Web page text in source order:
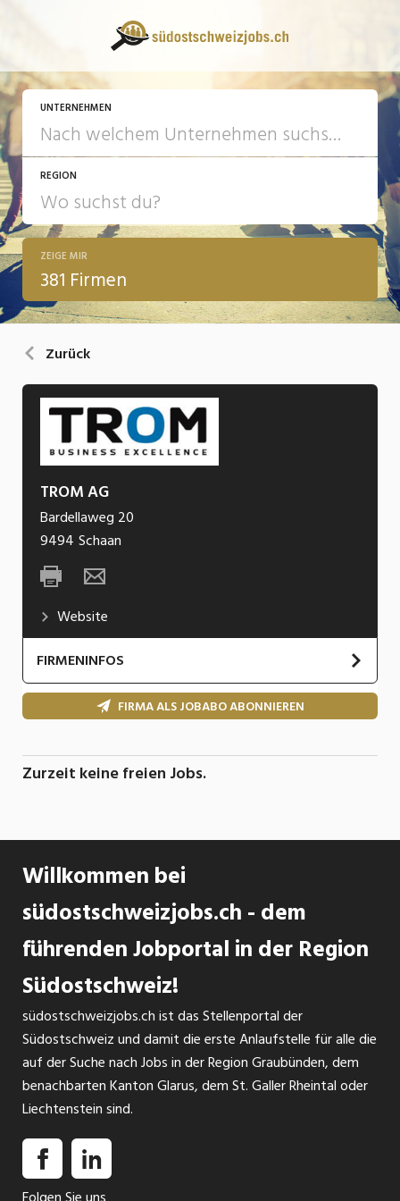
UNTERNEHMEN
REGION
ZEIGE MIR
381 Firmen
Zurück
TROM AG
Bardellaweg 20
9494 Schaan
Website
FIRMENINFOS
FIRMA ALS JOBABO ABONNIEREN
Zurzeit keine freien Jobs.
Willkommen bei
südostschweizjobs.ch - dem
führenden Jobportal in der Region
Südostschweiz!
südostschweizjobs.ch ist das Stellenportal der
Südostschweiz und damit die erste Anlaufstelle für alle die
auf der Suche nach Jobs in der Region Graubünden, dem
benachbarten Kanton Glarus, dem St. Galler Rheintal oder
Liechtenstein sind.